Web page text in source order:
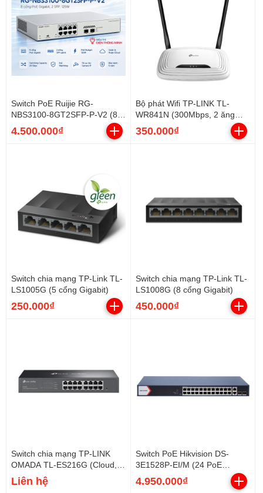
Switch PoE Ruijie RG-
NBS3100-8GT2SFP-P-V2 (8
cổng PoE Gigabit, 2 SFP,
125W)
4.500.000₫
Bộ phát Wifi TP-LINK TL-
WR841N (300Mbps, 2 ăng
ten)
350.000₫
Switch chia mạng TP-Link TL-
LS1005G (5 cổng Gigabit)
250.000₫
Switch chia mạng TP-Link TL-
LS1008G (8 cổng Gigabit)
450.000₫
Switch chia mạng TP-LINK
OMADA TL-ES216G (Cloud,
16 cổng Gigabit)
Liên hệ
Switch PoE Hikvision DS-
3E1528P-EI/M (24 PoE
Gigabit, 2 uplink Gigabit, 2
SFP, 230W)
4.950.000₫